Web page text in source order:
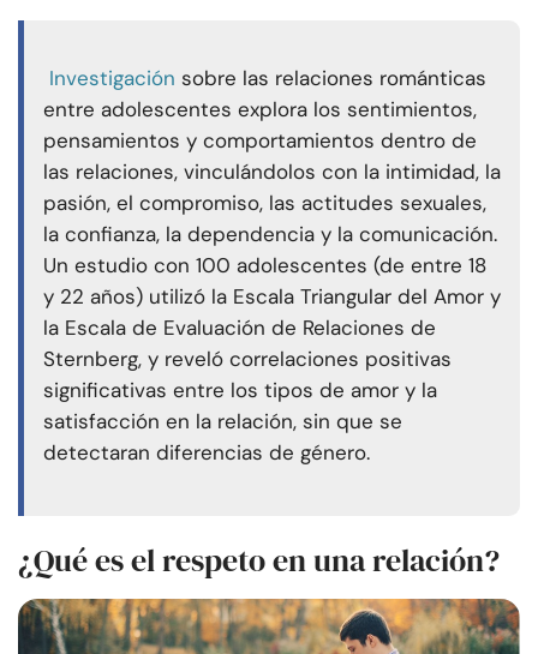
Investigación sobre las relaciones románticas
entre adolescentes explora los sentimientos,
pensamientos y comportamientos dentro de
las relaciones, vinculándolos con la intimidad, la
pasión, el compromiso, las actitudes sexuales,
la confianza, la dependencia y la comunicación.
Un estudio con 100 adolescentes (de entre 18
y 22 años) utilizó la Escala Triangular del Amor y
la Escala de Evaluación de Relaciones de
Sternberg, y reveló correlaciones positivas
significativas entre los tipos de amor y la
satisfacción en la relación, sin que se
detectaran diferencias de género.
¿Qué es el respeto en una relación?